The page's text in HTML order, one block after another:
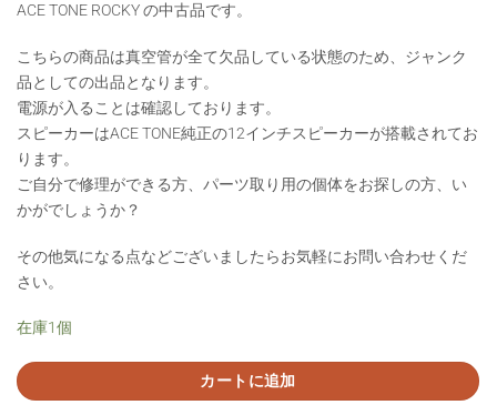
ACE TONE ROCKY の中古品です。
こちらの商品は真空管が全て欠品している状態のため、ジャンク
品としての出品となります。
電源が入ることは確認しております。
スピーカーはACE TONE純正の12インチスピーカーが搭載されてお
ります。
ご自分で修理ができる方、パーツ取り用の個体をお探しの方、い
かがでしょうか？
その他気になる点などございましたらお気軽にお問い合わせくだ
さい。
在庫1個
カートに追加